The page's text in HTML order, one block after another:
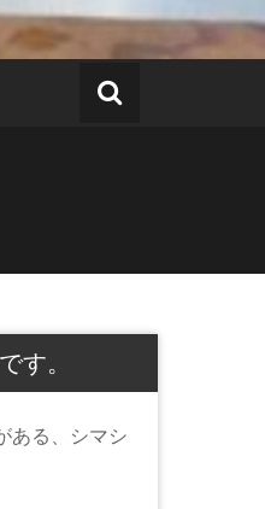
す。
ある、シマシ